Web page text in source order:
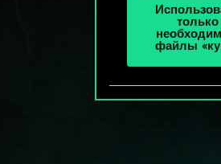
только
файлы